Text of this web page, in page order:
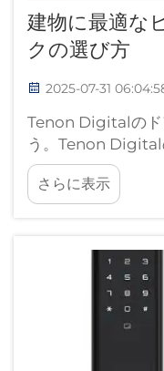
建物に最適な
クの選び方
2025-07-31
Tenon Digitalのド
う。Tenon Digital
つかのバリエーシ
する必要がありま
オプションが限定
さらに表示